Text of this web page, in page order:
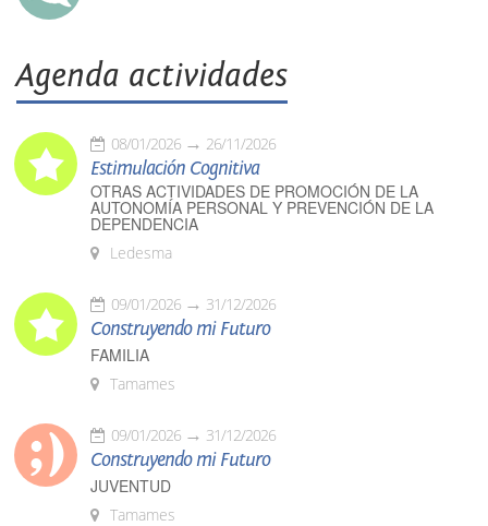
Agenda actividades
08/01/2026 26/11/2026
Estimulación Cognitiva
OTRAS ACTIVIDADES DE PROMOCIÓN DE LA
AUTONOMÍA PERSONAL Y PREVENCIÓN DE LA
DEPENDENCIA
Ledesma
09/01/2026 31/12/2026
Construyendo mi Futuro
FAMILIA
Tamames
09/01/2026 31/12/2026
Construyendo mi Futuro
JUVENTUD
Tamames